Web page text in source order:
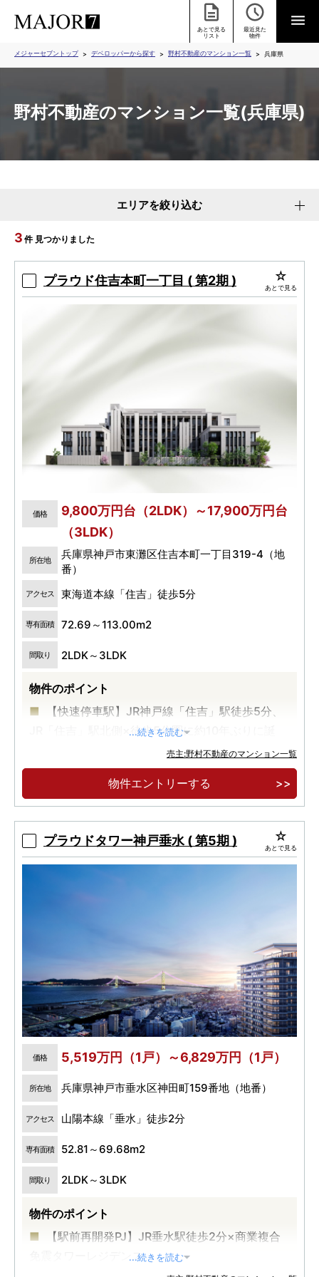
あとで見る
リスト
最近見た
物件
メジャーセブントップ デベロッパーから探す 野村不動産のマンション一覧 兵庫県
野村不動産のマンション一覧(兵庫県)
エリアを絞り込む
3 件 見つかりました
プラウド住吉本町一丁目 ( 第2期 ) あとで見る
価格
9,800万円台（2LDK）～17,900万円台
（3LDK）
所在地
兵庫県神戸市東灘区住吉本町一丁目319-4（地
番）
アクセス 東海道本線「住吉」徒歩5分
専有面積 72.69～113.00m2
間取り 2LDK～3LDK
物件のポイント
【快速停車駅】JR神戸線「住吉」駅徒歩5分、
JR「住吉」駅北側×徒歩5分圏に約10年ぶりに誕
南向き中心、72㎡台～117㎡台のプランニング
の全35邸プライベートレジデンス
～（100万円単位）
...続きを読む
売主:野村不動産のマンション一覧
物件エントリーする
プラウドタワー神戸垂水 ( 第5期 ) あとで見る
価格 5,519万円（1戸）～6,829万円（1戸）
所在地 兵庫県神戸市垂水区神田町159番地（地番）
アクセス 山陽本線「垂水」徒歩2分
専有面積 52.81～69.68m2
間取り 2LDK～3LDK
物件のポイント
【駅前再開発PJ】JR垂水駅徒歩2分×商業複合
免震タワーレジデンス...続きを読む